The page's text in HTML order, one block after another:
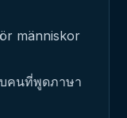
människor
คนที่พูดภาษา